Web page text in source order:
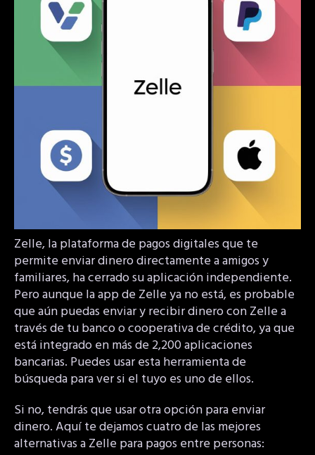
Zelle, la plataforma de pagos digitales que te
permite enviar dinero directamente a amigos y
familiares, ha cerrado su aplicación independiente.
Pero aunque la app de Zelle ya no está, es probable
que aún puedas enviar y recibir dinero con Zelle a
través de tu banco o cooperativa de crédito, ya que
está integrado en más de 2,200 aplicaciones
bancarias. Puedes usar esta herramienta de
búsqueda para ver si el tuyo es uno de ellos.
Si no, tendrás que usar otra opción para enviar
dinero. Aquí te dejamos cuatro de las mejores
alternativas a Zelle para pagos entre personas: